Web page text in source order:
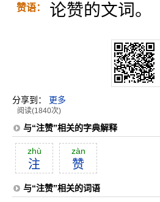
赞语： 论赞的文词。
分享到： 更多
阅读(1840次)
与“注赞”相关的字典解释
zhù
注
zàn
赞
与“注赞”相关的词语